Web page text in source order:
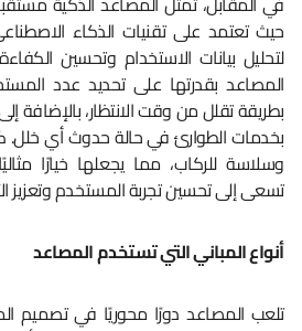
لتحليل بيانات الاستخدام وتحسين
المصاعد بقدرتها على تحديد عدد
بطريقة تقلل من وقت الانتظار، بالإضافة إلى
بخدمات الطوارئ في حالة حدوث أي خلل.
وسلاسة للركاب، مما يجعلها خيارًا
تسعى إلى تحسين تجربة المستخدم وتعزيز
أنواع المباني التي تستخدم المصاعد
تلعب المصاعد دورًا محوريًا في تصميم